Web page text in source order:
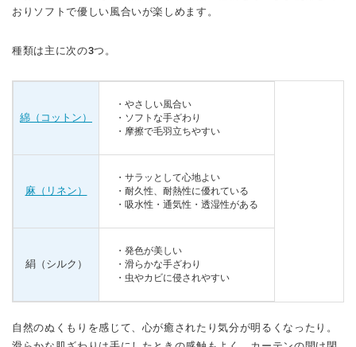
おりソフトで優しい風合いが楽しめます。
種類は主に次の3つ。
綿（コットン）
・やさしい風合い
・ソフトな手ざわり
・摩擦で毛羽立ちやすい
麻（リネン）
・サラッとして心地よい
・耐久性、耐熱性に優れている
・吸水性・通気性・透湿性がある
絹（シルク）
・発色が美しい
・滑らかな手ざわり
・虫やカビに侵されやすい
自然のぬくもりを感じて、心が癒されたり気分が明るくなったり。